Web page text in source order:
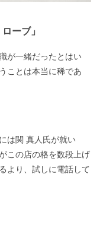
ーブ」
が一緒だったとはい
ことは本当に稀であ
は関 真人氏が就い
この店の格を数段上げ
より、試しに電話して